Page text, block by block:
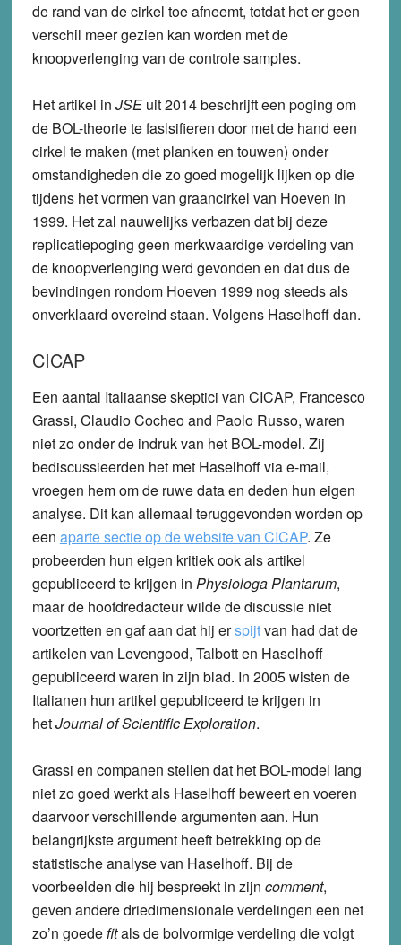
de rand van de cirkel toe afneemt, totdat het er geen
verschil meer gezien kan worden met de
knoopverlenging van de controle samples.
Het artikel in JSEuit 2014 beschrijft een poging om
de BOL-theorie te faslsifieren door met de hand een
cirkel te maken (met planken en touwen) onder
omstandigheden die zo goed mogelijk lijken op die
tijdens het vormen van graancirkel van Hoeven in
1999. Het zal nauwelijks verbazen dat bij deze
replicatiepoging geen merkwaardige verdeling van
de knoopverlenging werd gevonden en dat dus de
bevindingen rondom Hoeven 1999 nog steeds als
onverklaard overeind staan. Volgens Haselhoff dan.
CICAP
Een aantal Italiaanse skeptici van CICAP, Francesco
Grassi, Claudio Cocheo and Paolo Russo, waren
niet zo onder de indruk van het BOL-model. Zij
bediscussieerden het met Haselhoff via e-mail,
vroegen hem om de ruwe data en deden hun eigen
analyse. Dit kan allemaal teruggevonden worden op
een aparte sectie op de website van CICAP. Ze
probeerden hun eigen kritiek ook als artikel
gepubliceerd te krijgen in Physiologa Plantarum,
maar de hoofdredacteur wilde de discussie niet
voortzetten en gaf aan dat hij erspijtvan had dat de
artikelen van Levengood, Talbott en Haselhoff
gepubliceerd waren in zijn blad. In 2005 wisten de
Italianen hun artikel gepubliceerd te krijgen in
hetJournal of Scientific Exploration.
Grassi en companen stellen dat het BOL-model lang
niet zo goed werkt als Haselhoff beweert en voeren
daarvoor verschillende argumenten aan. Hun
belangrijkste argument heeft betrekking op de
statistische analyse van Haselhoff. Bij de
voorbeelden die hij bespreekt in zijn comment,
geven andere driedimensionale verdelingen een net
zo’n goedefitals de bolvormige verdeling die volgt